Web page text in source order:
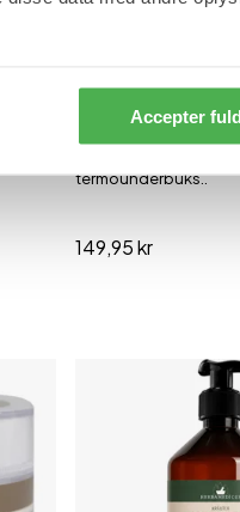
Accepter
Lange
termounderbuks..
149,95 kr